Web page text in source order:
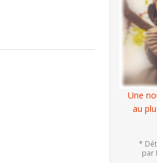
Une
au
*
par